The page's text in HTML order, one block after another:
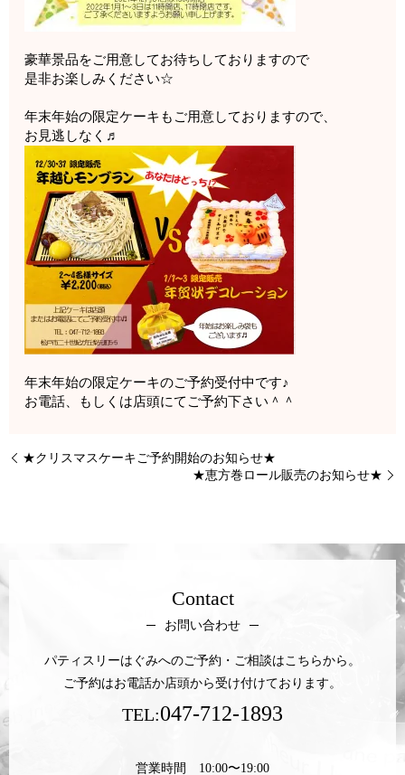
豪華景品をご用意してお待ちしておりますので
是非お楽しみください☆
年末年始の限定ケーキもご用意しておりますので、
お見逃しなく♬
年末年始の限定ケーキのご予約受付中です♪
お電話、もしくは店頭にてご予約下さい＾＾
★クリスマスケーキご予約開始のお知らせ★
★恵方巻ロール販売のお知らせ★
Contact
お問い合わせ
パティスリーはぐみへのご予約・ご相談はこちらから。
ご予約はお電話か店頭から受け付けております。
TEL:047-712-1893
営業時間 10:00〜19:00